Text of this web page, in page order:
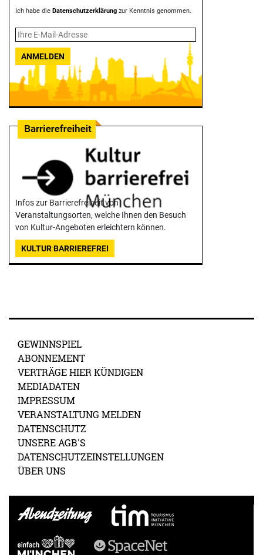
Ich habe die Datenschutzerklärung zur Kenntnis genommen.
ANMELDEN
Infos zur Barrierefreiheit von
Veranstaltungsorten, welche Ihnen den Besuch
von Kultur-Angeboten erleichtern können.
KULTUR BARRIEREFREI
GEWINNSPIEL
ABONNEMENT
VERTRÄGE HIER KÜNDIGEN
MEDIADATEN
IMPRESSUM
VERANSTALTUNG MELDEN
DATENSCHUTZ
UNSERE AGB'S
DATENSCHUTZEINSTELLUNGEN
ÜBER UNS